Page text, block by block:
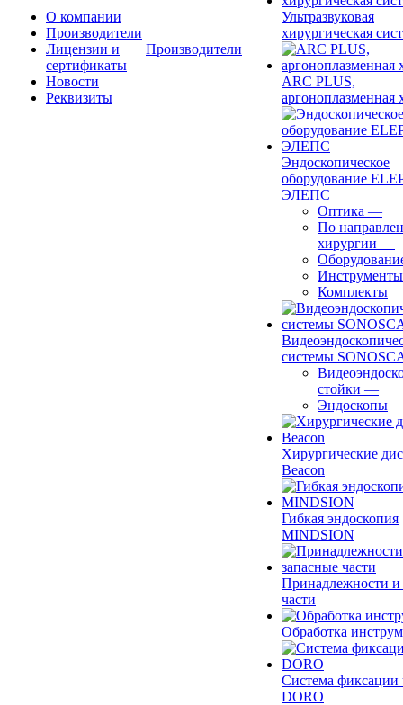
О компании
Производители
Лицензии и
сертификаты
Новости
Реквизиты
Производители
Ультразвуковая
хирургическая
ARC PLUS,
аргоноплазменная
Эндоскопическое
оборудование
ЭЛЕПС
Оптика —
По
хирургии —
Инструменты
Комплекты
системы
стойки —
Эндоскопы
Хирургические
Beacon
Гибкая эндоскопия
MINDSION
Принадлежности и
части
Обработка
Система фиксации
DORO